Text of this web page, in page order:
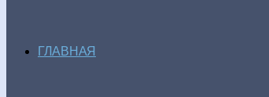
ГЛАВНАЯ